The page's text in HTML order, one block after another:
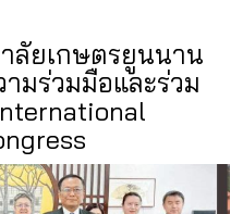
ลัยเกษตรยูนนาน
มร่วมมือและร่วม